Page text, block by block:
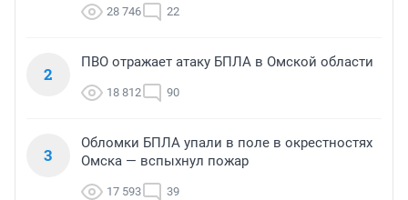
28 746 22
2
ПВО отражает атаку БПЛА в Омской области
18 812 90
3
Обломки БПЛА упали в поле в окрестностях
Омска — вспыхнул пожар
17 593 39